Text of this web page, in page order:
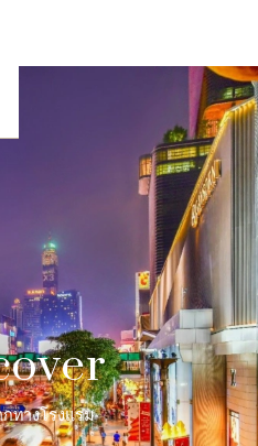
ทางโรงแรม